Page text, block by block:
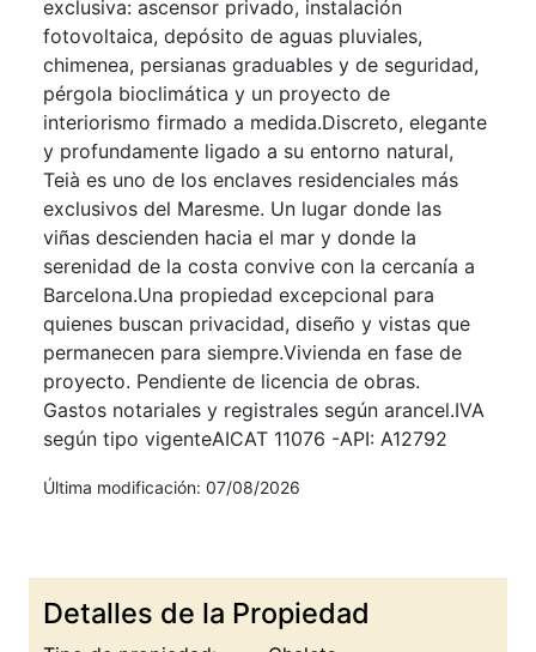
exclusiva: ascensor privado, instalación
fotovoltaica, depósito de aguas pluviales,
chimenea, persianas graduables y de seguridad,
pérgola bioclimática y un proyecto de
interiorismo firmado a medida.Discreto, elegante
y profundamente ligado a su entorno natural,
Teià es uno de los enclaves residenciales más
exclusivos del Maresme. Un lugar donde las
viñas descienden hacia el mar y donde la
serenidad de la costa convive con la cercanía a
Barcelona.Una propiedad excepcional para
quienes buscan privacidad, diseño y vistas que
permanecen para siempre.Vivienda en fase de
proyecto. Pendiente de licencia de obras.
Gastos notariales y registrales según arancel.IVA
según tipo vigenteAICAT 11076 -API: A12792
Última modificación: 07/08/2026
Detalles de la Propiedad